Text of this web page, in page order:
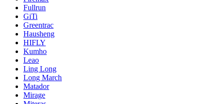
Fullrun
GiTi
Greentrac
Hausheng
HIFLY
Kumho
Leao
Ling Long
Long March
Matador
Mirage